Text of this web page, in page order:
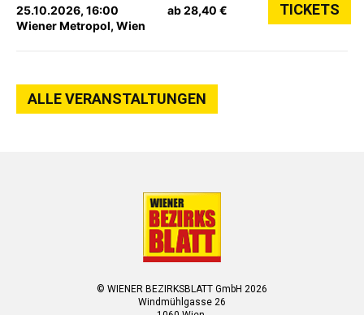
25.10.2026, 16:00
Wiener Metropol, Wien
ab 28,40 € TICKETS
ALLE VERANSTALTUNGEN
© WIENER BEZIRKSBLATT GmbH 2026
Windmühlgasse 26